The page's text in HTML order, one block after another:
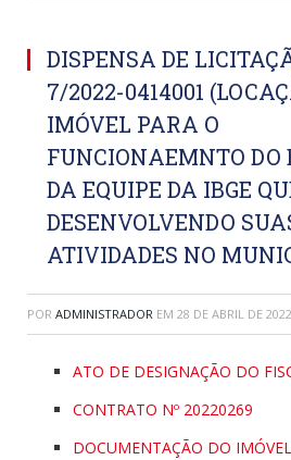
DISPENSA DE
7/2022-0414001
IMÓVEL PARA O
FUNCIONAEMNTO DO
DA EQUIPE DA IBGE
DESENVOLVENDO
ATIVIDADES NO
POR ADMINISTRADOR EM 28 DE ABRIL DE 2022
ATO DE DESIGNAÇÃO DO
CONTRATO Nº 20220269
DOCUMENTAÇÃO DO IMÓVEL